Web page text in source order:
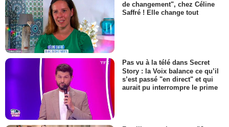
de changement", chez Céline
Saffré ! Elle change tout
Pas vu à la télé dans Secret
Story : la Voix balance ce qu’il
s’est passé "en direct" et qui
aurait pu interrompre le prime